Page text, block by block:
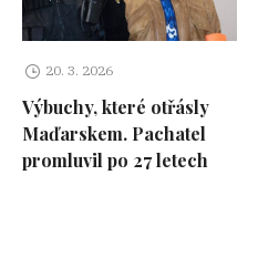
20. 3. 2026
Výbuchy, které otřásly
Maďarskem. Pachatel
promluvil po 27 letech